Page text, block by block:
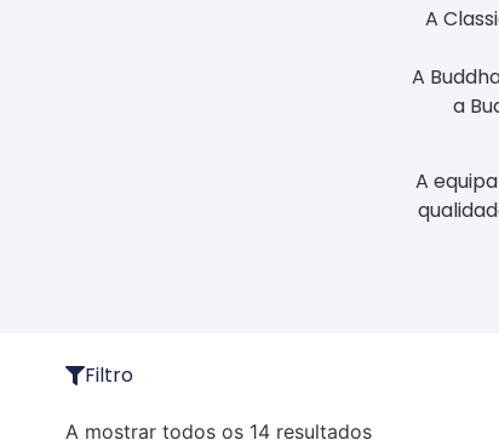
A
A
a
A
Filtro
A mostrar todos os 14 resultados